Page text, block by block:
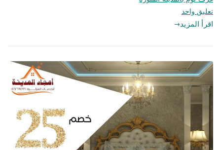
تعليق واحد
نجار
|
0562694961
|
افضل
نجار
وصيانة
اقرأ المزيد